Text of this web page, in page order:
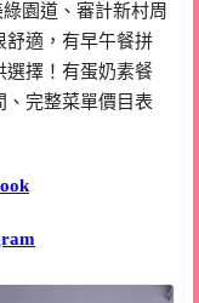
園道、審計新村周
舒適，有早午餐拼
選擇！有蛋奶素餐
、完整菜單價目表